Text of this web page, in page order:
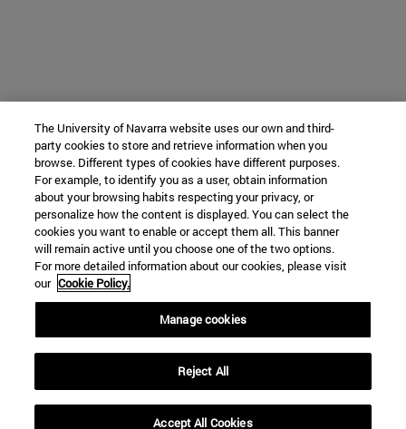
The University of Navarra website uses our own and third-
party cookies to store and retrieve information when you
browse. Different types of cookies have different purposes.
For example, to identify you as a user, obtain information
about your browsing habits respecting your privacy, or
personalize how the content is displayed. You can select the
cookies you want to enable or accept them all. This banner
will remain active until you choose one of the two options.
For more detailed information about our cookies, please visit
our Cookie Policy.
Manage cookies
Reject All
Accept All Cookies